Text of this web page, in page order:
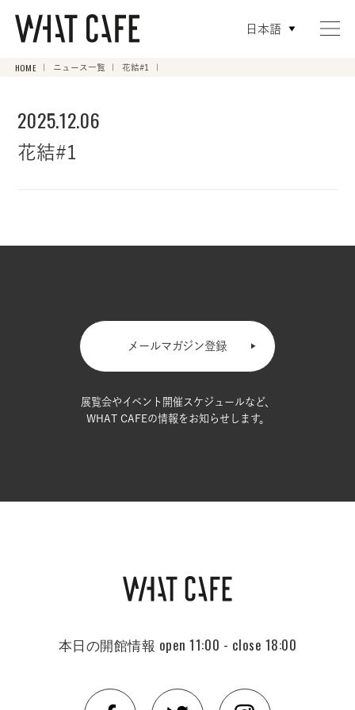
日本語
HOME ニュース一覧 花結#1
2025.12.06
花結#1
メールマガジン登録
展覧会やイベント開催スケジュールなど、
WHAT CAFEの情報をお知らせします。
本日の開館情報 open 11:00 - close 18:00